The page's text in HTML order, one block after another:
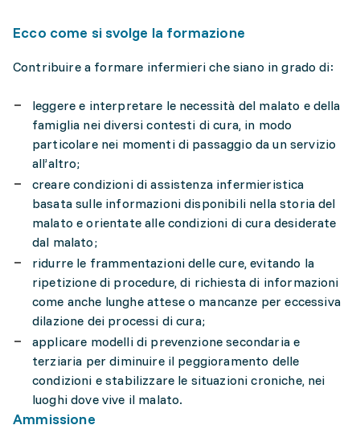
Ecco come si svolge la formazione
Contribuire a formare infermieri che siano in grado di:
leggere e interpretare le necessità del malato e della
famiglia nei diversi contesti di cura, in modo
particolare nei momenti di passaggio da un servizio
all’altro;
creare condizioni di assistenza infermieristica
basata sulle informazioni disponibili nella storia del
malato e orientate alle condizioni di cura desiderate
dal malato;
ridurre le frammentazioni delle cure, evitando la
ripetizione di procedure, di richiesta di informazioni
come anche lunghe attese o mancanze per eccessiva
dilazione dei processi di cura;
applicare modelli di prevenzione secondaria e
terziaria per diminuire il peggioramento delle
condizioni e stabilizzare le situazioni croniche, nei
luoghi dove vive il malato.
Ammissione